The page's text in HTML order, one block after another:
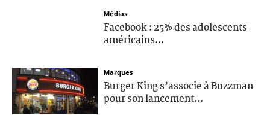
Médias
Facebook : 25% des adolescents
américains...
Marques
Burger King s’associe à Buzzman
pour son lancement...